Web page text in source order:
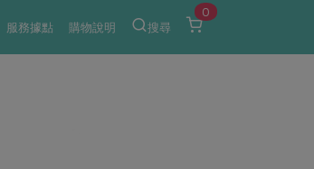
服務據點 購物說明 搜尋
0